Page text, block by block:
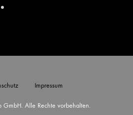
Alle Rechte vorbehalten.
Impressum